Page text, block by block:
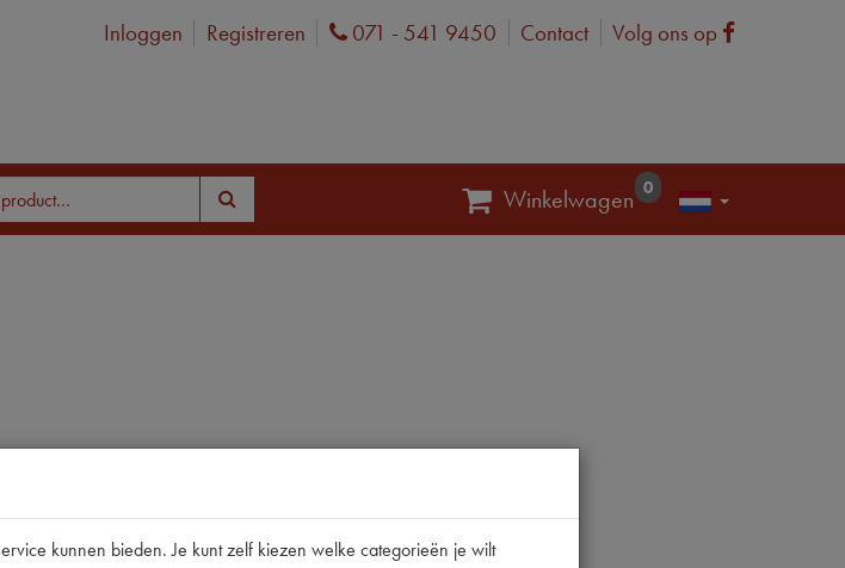
Inloggen Registreren Phone
071 - 541 9450 Contact Volg ons op Facebook
Winkelwagen 0
kunnen bieden. Je kunt zelf kiezen welke categorieën je wilt